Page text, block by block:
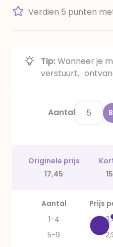
Verdien 5 punten
Tip:Wanneer je
verstuurt,
Aantal
Originele prijs
17,45
Aantal Prijs
1-4
5-9